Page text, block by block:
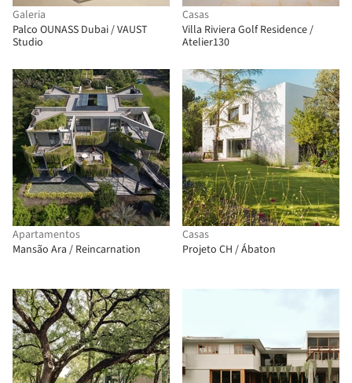
Galeria
Palco OUNASS Dubai / VAUST
Studio
Casas
Villa Riviera Golf Residence /
Atelier130
Apartamentos
Mansão Ara / Reincarnation
Casas
Projeto CH / Ábaton